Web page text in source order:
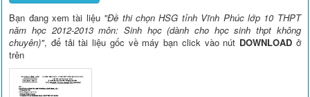
Bạn đang xem tài liệu "Đề thi chọn HSG tỉnh Vĩnh Phúc lớp 10 THPT
năm học 2012-2013 môn: Sinh học (dành cho học sinh thpt không
chuyên)", để tải tài liệu gốc về máy bạn click vào nút DOWNLOAD ở
trên